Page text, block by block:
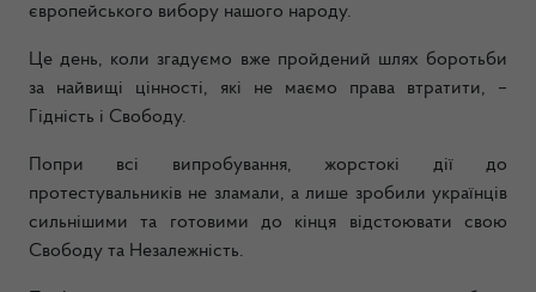
європейського вибору нашого народу.
Це день, коли згадуємо вже пройдений шлях боротьби
за найвищі цінності, які не маємо права втратити, –
Гідність і Свободу.
Попри всі випробування, жорстокі дії до
протестувальників не зламали, а лише зробили українців
сильнішими та готовими до кінця відстоювати свою
Свободу та Незалежність.